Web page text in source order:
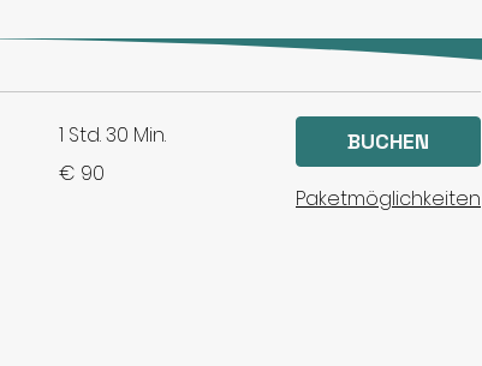
1 Std. 30 Min.
Euro
€ 90
BUCHEN
Paketmöglichkeiten